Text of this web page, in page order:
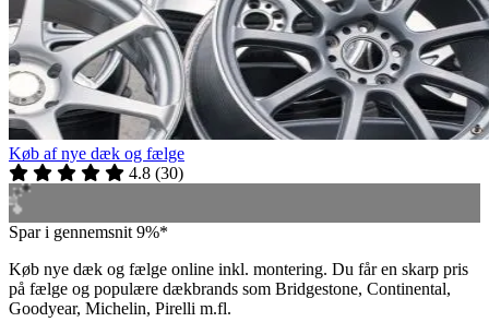
Køb af nye dæk og fælge
4.8 (30)
Spar i gennemsnit 9%*
Køb nye dæk og fælge online inkl. montering. Du får en skarp pris
på fælge og populære dækbrands som Bridgestone, Continental,
Goodyear, Michelin, Pirelli m.fl.